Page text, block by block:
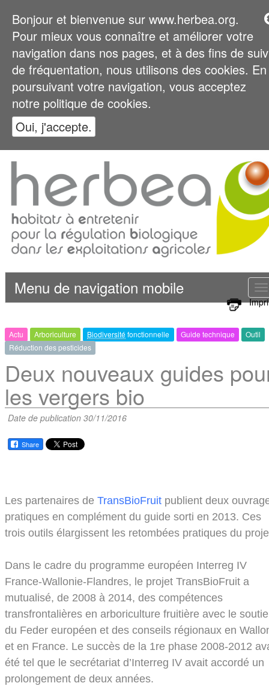
Bonjour et bienvenue sur www.herbea.org.
Pour mieux vous connaître et améliorer votre
navigation dans nos pages, et à des fins de
de fréquentation, nous utilisons des cookies. En
poursuivant votre navigation, vous acceptez
notre politique de cookies.
Oui, j'accepte.
Menu de navigation mobile
Actu Arboriculture Biodiversitéfonctionnelle Guide technique
Outil
Réduction des pesticides
Deux nouveaux guides
les vergers bio
Date de publication 30/11/2016
Share
Les partenaires de TransBioFruitpublient deux
pratiques en complément du guide sorti en 2013. Ces
trois outils élargissent les retombées pratiques du
Dans le cadre du programme européen Interreg IV
France-Wallonie-Flandres, le projet TransBioFruit a
mutualisé, de 2008 à 2014, des compétences
transfrontalières en arboriculture fruitière avec le
du Feder européen et des conseils régionaux en
et en France. Le succès de la 1re phase 2008-2012
été tel que le secrétariat d’Interreg IV avait accordé un
prolongement de deux années.